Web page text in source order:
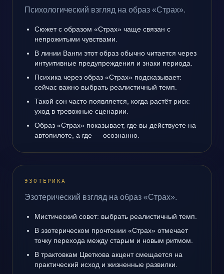
Психологический взгляд на образ «Страх».
Сюжет с образом «Страх» чаще связан с
непрожитыми чувствами.
В линии Ванги этот образ обычно читается через
интуитивные предупреждения и знаки периода.
Психика через образ «Страх» подсказывает:
сейчас важно выбрать реалистичный темп.
Такой сон часто появляется, когда растёт риск:
уход в тревожные сценарии.
Образ «Страх» показывает, где вы действуете на
автопилоте, а где — осознанно.
ЭЗОТЕРИКА
Эзотерический взгляд на образ «Страх».
Мистический совет: выбрать реалистичный темп.
В эзотерическом прочтении «Страх» отмечает
точку перехода между старым и новым ритмом.
В трактовкам Цветкова акцент смещается на
практический исход и жизненные развилки.